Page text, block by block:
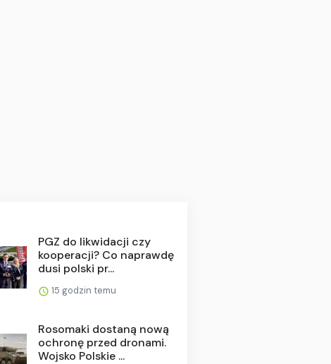
PGZ do likwidacji czy
kooperacji? Co naprawdę
dusi polski pr...
15 godzin temu
Rosomaki dostaną nową
ochronę przed dronami.
Wojsko Polskie ...